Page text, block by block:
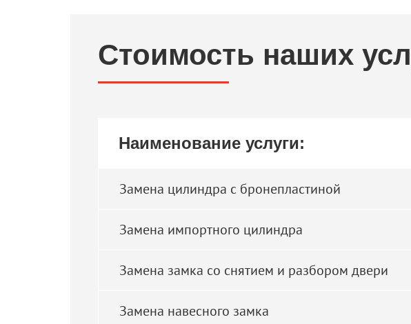
Стоимость наших
Наименование услуги:
Замена цилиндра с бронепластиной
Замена импортного цилиндра
Замена замка со снятием и разбором двери
Замена навесного замка